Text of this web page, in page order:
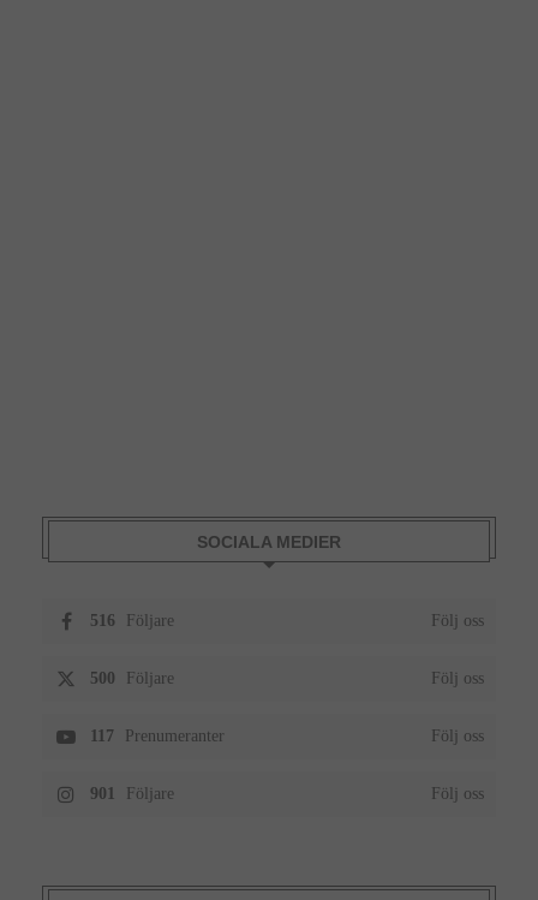
SOCIALA MEDIER
516 Följare Följ oss
500 Följare Följ oss
117 Prenumeranter Följ oss
901 Följare Följ oss